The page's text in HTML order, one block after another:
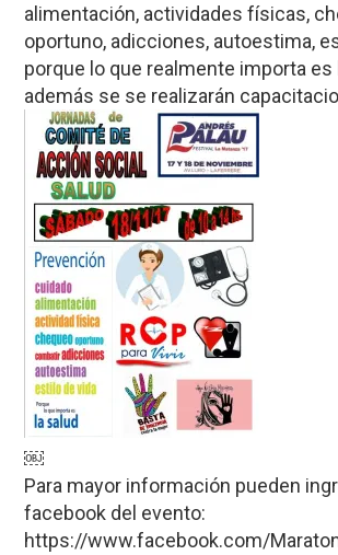
alimentación, actividades físicas,
oportuno, adicciones, autoestima,
porque lo que realmente importa es
además se se realizarán
￼
Para mayor información pueden
facebook del evento:
https://www.facebook.com/